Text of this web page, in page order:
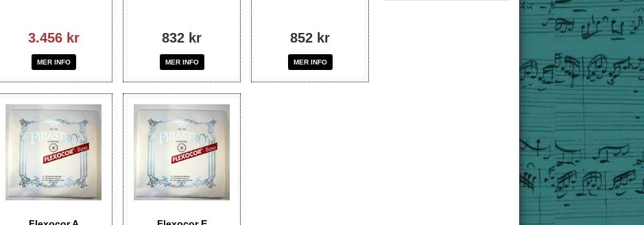
3.456 kr
MER INFO
832 kr
MER INFO
852 kr
MER INFO